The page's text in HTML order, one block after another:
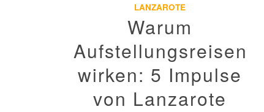
LANZAROTE
Warum
Aufstellungsreisen
wirken: 5 Impulse
von Lanzarote